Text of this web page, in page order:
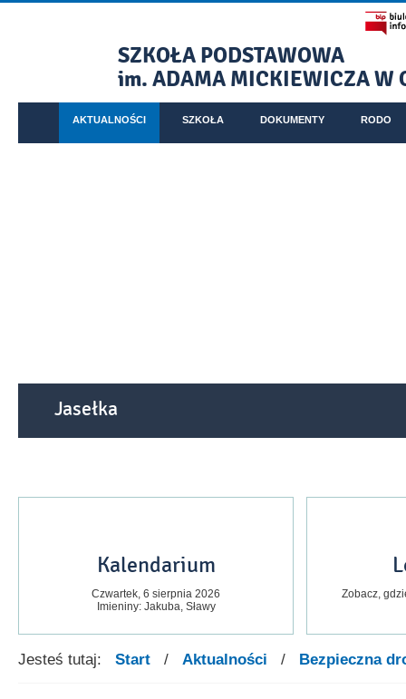
SZKOŁA PODSTAWOWA
im. ADAMA MICKIEWICZA W
- Bezpieczna droga do szkoły
AKTUALNOŚCI SZKOŁA DOKUMENTY RODO
Jasełka
Kalendarium
Czwartek, 6 sierpnia 2026
Imieniny: Jakuba, Sławy
Zobacz,
Jesteś tutaj: Start / Aktualności / Bezpieczna